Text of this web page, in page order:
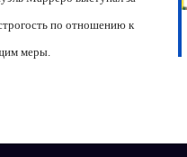
по отношению к
меры.